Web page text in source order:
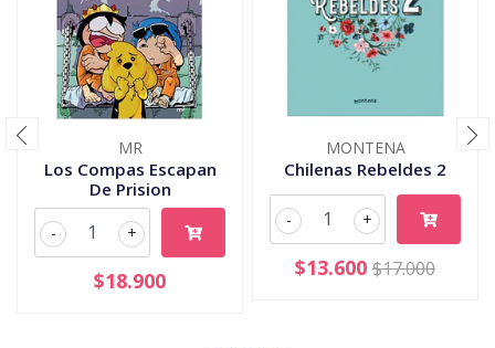
MR
Los Compas Escapan
De Prision
+
-
$18.900
MONTENA
Chilenas Rebeldes 2
+
-
$13.600 $17.000